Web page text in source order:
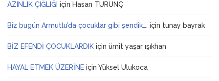
AZINLIK ÇIĞLIĞI için Hasan TURUNÇ
Biz bugün Armutlu’da çocuklar gibi şendik…. için tunay bayrak
BİZ EFENDİ ÇOCUKLARDIK için ümit yaşar ışıkhan
HAYAL ETMEK ÜZERİNE için Yüksel Ulukoca